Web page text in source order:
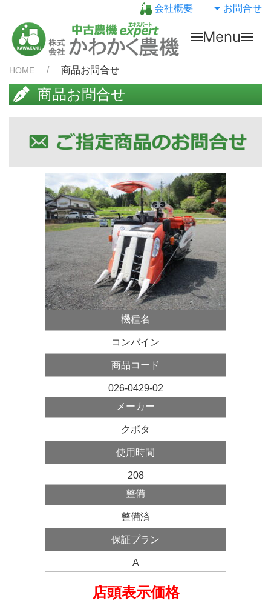
会社概要 お問合せ
Menu
HOME 商品お問合せ
商品お問合せ
機種名
コンバイン
商品コード
026-0429-02
メーカー
クボタ
使用 時間
208
整備
整備済
保証プラン
A
店頭表示価格